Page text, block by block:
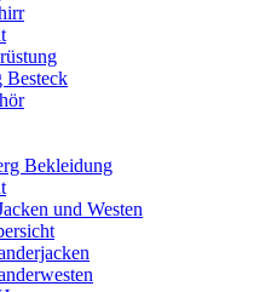
Besteck
Bekleidung
und Westen